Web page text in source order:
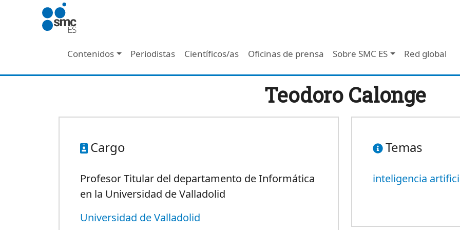
Pasar al contenido principal
Navegación principal - Header
Contenidos Periodistas Científicos/as Oficinas de prensa Sobre SMC ES Red global
Teodoro Calonge
Cargo
Profesor Titular del departamento de Informática
en la Universidad de Valladolid
Universidad de Valladolid
Temas
inteligencia